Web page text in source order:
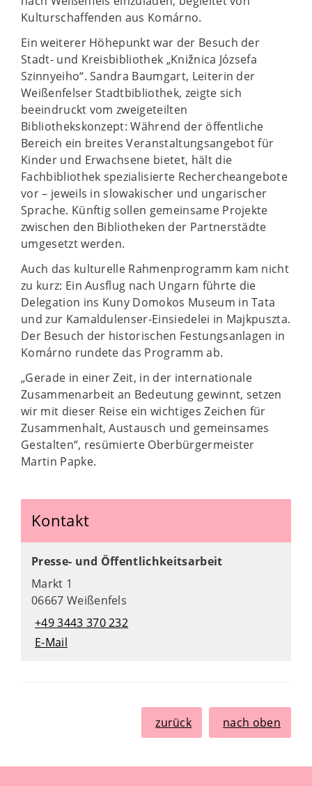
Kulturschaffenden aus Komárno.
Ein weiterer Höhepunkt war der Besuch der
Stadt- und Kreisbibliothek „Knižnica Józsefa
Szinnyeiho“. Sandra Baumgart, Leiterin der
Weißenfelser Stadtbibliothek, zeigte sich
beeindruckt vom zweigeteilten
Bibliothekskonzept: Während der öffentliche
Bereich ein breites Veranstaltungsangebot für
Kinder und Erwachsene bietet, hält die
Fachbibliothek spezialisierte Rechercheangebote
vor – jeweils in slowakischer und ungarischer
Sprache. Künftig sollen gemeinsame Projekte
zwischen den Bibliotheken der Partnerstädte
umgesetzt werden.
Auch das kulturelle Rahmenprogramm kam nicht
zu kurz: Ein Ausflug nach Ungarn führte die
Delegation ins Kuny Domokos Museum in Tata
und zur Kamaldulenser-Einsiedelei in Majkpuszta.
Der Besuch der historischen Festungsanlagen in
Komárno rundete das Programm ab.
„Gerade in einer Zeit, in der internationale
Zusammenarbeit an Bedeutung gewinnt, setzen
wir mit dieser Reise ein wichtiges Zeichen für
Zusammenhalt, Austausch und gemeinsames
Gestalten“, resümierte Oberbürgermeister
Martin Papke.
Kontakt
Presse- und Öffentlichkeitsarbeit
Markt 1
06667 Weißenfels
+49 3443 370 232
E-Mail
zurück nach oben